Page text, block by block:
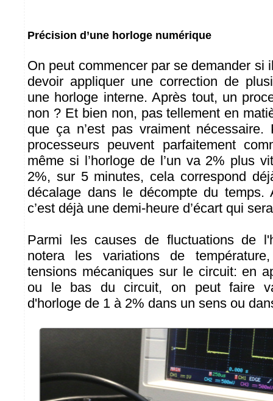
Précision d’une horloge numérique
On peut commencer par se demander si
devoir appliquer une correction de
une horloge interne. Après tout, un
non ? Et bien non, pas tellement en
que ça n’est pas vraiment nécessaire.
processeurs peuvent parfaitement
même si l’horloge de l’un va 2% plus
2%, sur 5 minutes, cela correspond
décalage dans le décompte du temps.
c’est déjà une demi-heure d’écart qui
Parmi les causes de fluctuations de
notera les variations de
tensions mécaniques sur le circuit: en
ou le bas du circuit, on peut faire
d'horloge de 1 à 2% dans un sens ou